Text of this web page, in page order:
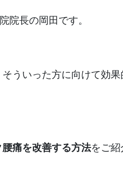
院長の岡田です。
ういった方に向けて効
痛を改善する方法をご紹